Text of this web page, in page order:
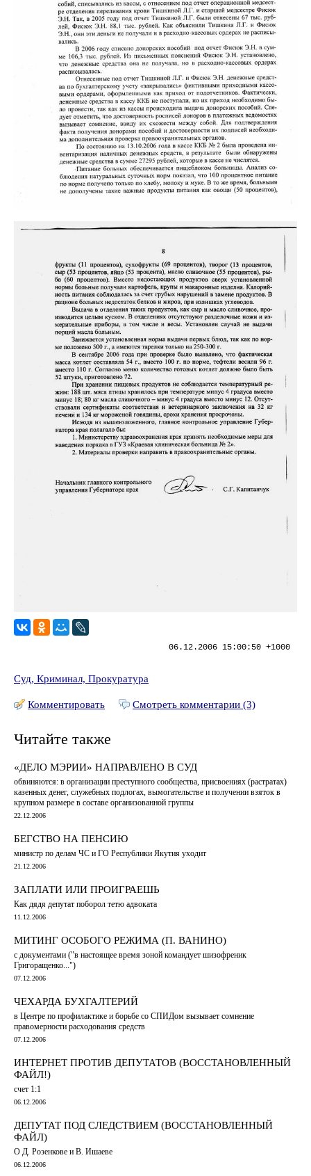
06.12.2006 15:00:50 +1000
Суд, Криминал, Прокуратура
Комментировать Смотреть комментарии (3)
Читайте также
«ДЕЛО МЭРИИ» НАПРАВЛЕНО В СУД
обвиняются: в организации преступного сообщества, присвоениях (растратах)
казенных денег, служебных подлогах, вымогательстве и получении взяток в
крупном размере в составе организованной группы
22.12.2006
БЕГСТВО НА ПЕНСИЮ
министр по делам ЧС и ГО Республики Якутия уходит
21.12.2006
ЗАПЛАТИ ИЛИ ПРОИГРАЕШЬ
Как дядя депутат поборол тетю адвоката
11.12.2006
МИТИНГ ОСОБОГО РЕЖИМА (П. ВАНИНО)
с документами ("в настоящее время зоной командует шизофреник
Григоращенко...")
07.12.2006
ЧЕХАРДА БУХГАЛТЕРИЙ
в Центре по профилактике и борьбе со СПИДом вызывает сомнение
правомерности расходования средств
07.12.2006
ИНТЕРНЕТ ПРОТИВ ДЕПУТАТОВ (ВОССТАНОВЛЕННЫЙ
ФАЙЛ!)
счет 1:1
06.12.2006
ДЕПУТАТ ПОД СЛЕДСТВИЕМ (ВОССТАНОВЛЕННЫЙ
ФАЙЛ)
О Д. Розенкове и В. Ишаеве
06.12.2006